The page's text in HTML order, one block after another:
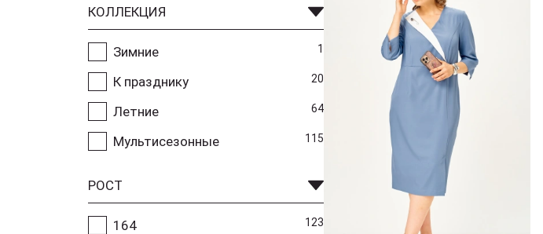
КОЛЛЕКЦИЯ
Зимние 1
К празднику 20
Летние 64
Мультисезонные 115
РОСТ
164 123